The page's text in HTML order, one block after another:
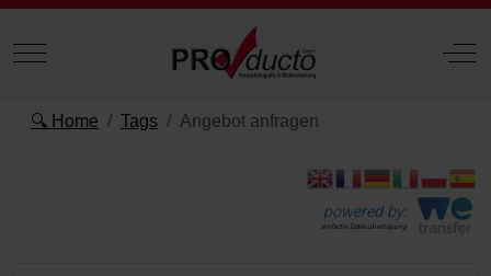
Mobile Menu Toggle Off-
🔍 Home Tags Angebot anfragen
powered by:
einfache Datenübertragung